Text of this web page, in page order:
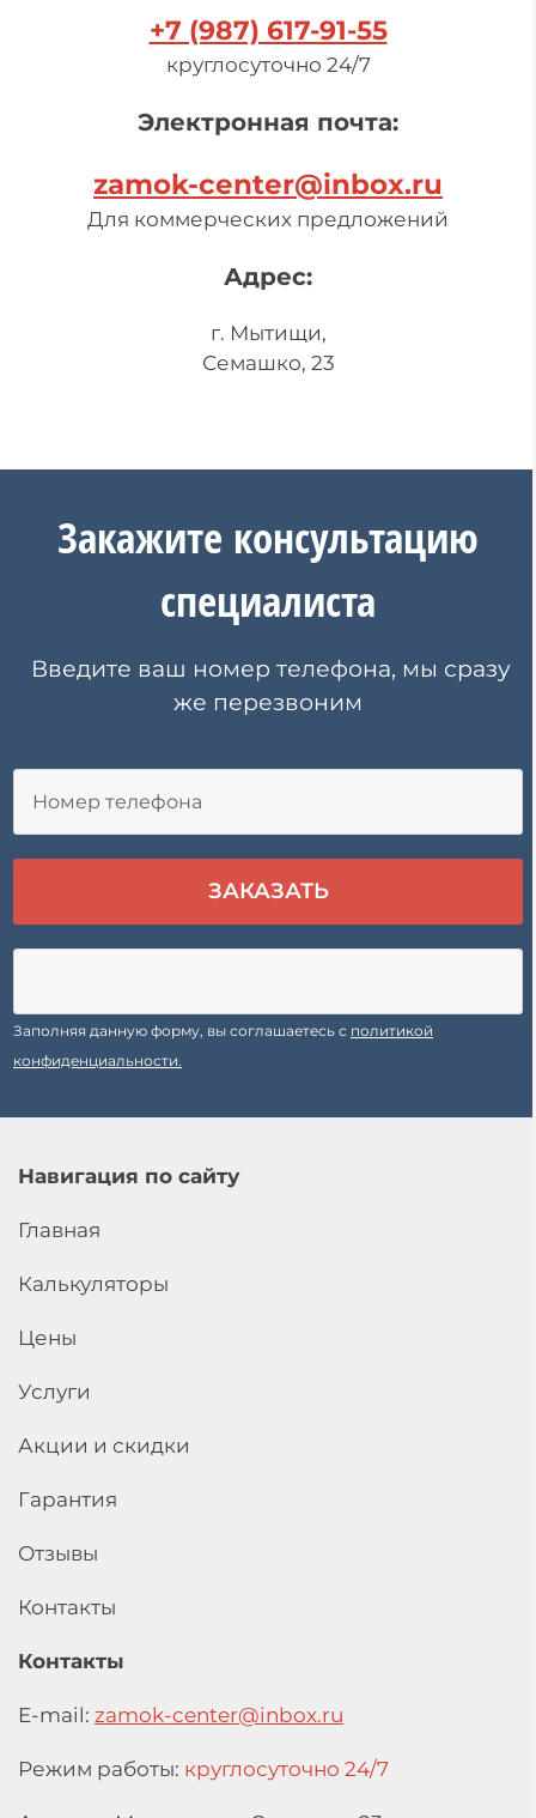
+7 (987) 617-91-55
круглосуточно 24/7
Электронная почта:
zamok-center@inbox.ru
Для коммерческих предложений
Адрес:
г. Мытищи,
Семашко, 23
Закажите консультацию
специалиста
Введите ваш номер телефона, мы сразу
же перезвоним
Заполняя данную форму, вы соглашаетесь с политикой
конфиденциальности.
Навигация по сайту
Главная
Калькуляторы
Цены
Услуги
Акции и скидки
Гарантия
Отзывы
Контакты
Контакты
E-mail: zamok-center@inbox.ru
Режим работы: круглосуточно 24/7